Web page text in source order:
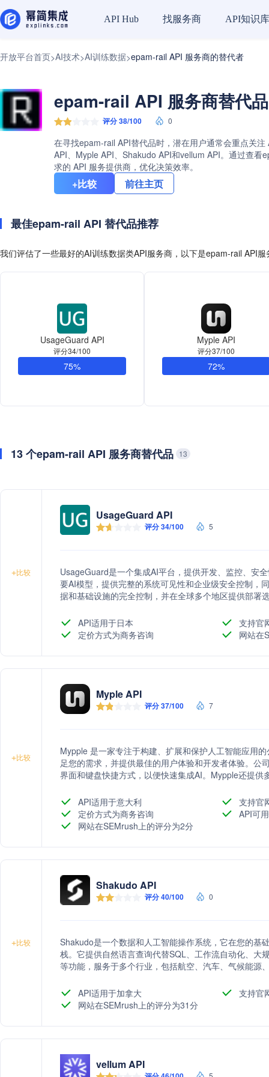
API Hub 找服务商 API知识库
开放平台首页>AI技术>AI训练数据>epam-rail API 服务商的替代者
epam-rail API 服务商替代
评分 38/100 0
在寻找epam-rail API替代品时，潜在用户通常会重点关
API、Myple API、Shakudo API和vellum API。通过查
求的 API 服务提供商，优化决策效率。
+比较 前往主页
最佳epam-rail API 替代品推荐
我们评估了一些最好的AI训练数据类API服务商，以下是epam-rail API
UsageGuard API
评分34/100
75%
Myple API
评分37/100
72%
13 个epam-rail API 服务商替代品 13
+比较
UsageGuard API
评分 34/100 5
UsageGuard是一个集成AI平台，提供开发、监控、安
要AI模型，提供完整的系统可见性和企业级安全控制，
据和基础设施的完全控制，并在全球多个地区提供部署
API适用于日本
支持官
定价方式为商务咨询
网站在
+比较
Myple API
评分 37/100 7
Mypple 是一家专注于构建、扩展和保护人工智能应用
足您的需求，并提供最佳的用户体验和开发者体验。公
界面和键盘快捷方式，以便快速集成AI。Mypple还提
API适用于意大利
支持官
定价方式为商务咨询
API可
网站在SEMrush上的评分为2分
+比较
Shakudo API
评分 40/100 0
Shakudo是一个数据和人工智能操作系统，它在您的基
栈。它提供自然语言查询代替SQL、工作流自动化、大
等功能，服务于多个行业，包括航空、汽车、气候能源
API适用于加拿大
支持官
网站在SEMrush上的评分为31分
vellum API